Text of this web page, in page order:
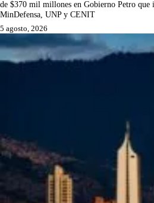
de $370 mil millones en Gobierno Petro que
MinDefensa, UNP y CENIT
5 agosto, 2026